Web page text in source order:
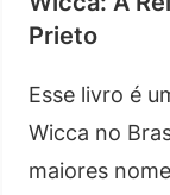
Prieto
Esse livro é
Wicca no
maiores